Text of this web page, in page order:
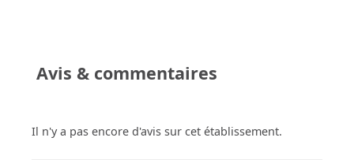
Avis & commentaires
Il n'y a pas encore d'avis sur cet établissement.